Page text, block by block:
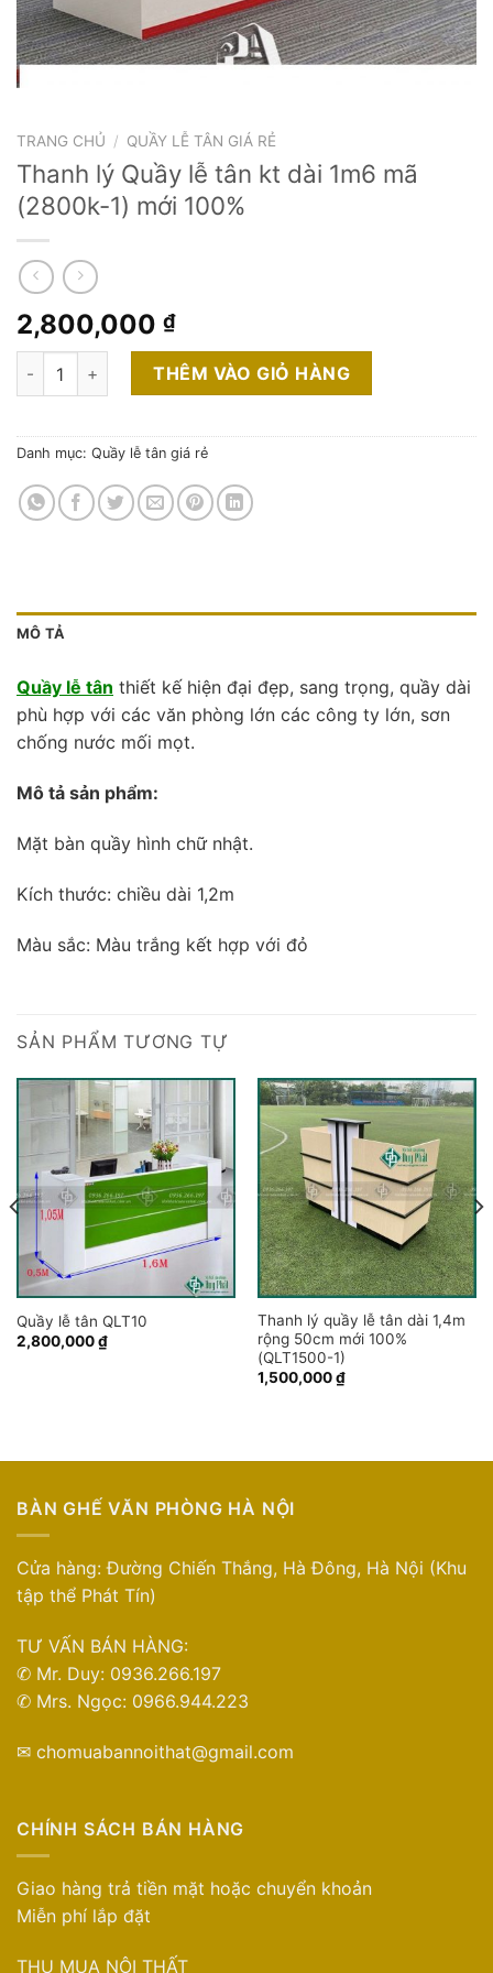
TRANG CHỦ / QUẦY LỄ TÂN GIÁ RẺ
Thanh lý Quầy lễ tân kt dài 1m6 mã
(2800k-1) mới 100%
2,800,000 ₫
Thanh lý Quầy lễ tân kt dài 1m6 mã (2800k-1) mới 100% số
THÊM VÀO GIỎ HÀNG
Danh mục: Quầy lễ tân giá rẻ
MÔ TẢ
Quầy lễ tân thiết kế hiện đại đẹp, sang trọng, quầy dài
phù hợp với các văn phòng lớn các công ty lớn, sơn
chống nước mối mọt.
Mô tả sản phẩm:
Mặt bàn quầy hình chữ nhật.
Kích thước: chiều dài 1,2m
Màu sắc: Màu trắng kết hợp với đỏ
SẢN PHẨM TƯƠNG TỰ
Quầy lễ tân QLT10
2,800,000₫
Thanh lý quầy lễ tân dài 1,4m
rộng 50cm mới 100%
(QLT1500-1)
1,500,000₫
BÀN GHẾ VĂN PHÒNG HÀ NỘI
Cửa hàng: Đường Chiến Thắng, Hà Đông, Hà Nội (Khu
tập thể Phát Tín)
TƯ VẤN BÁN HÀNG:
✆ Mr. Duy: 0936.266.197
✆ Mrs. Ngọc: 0966.944.223
✉ chomuabannoithat@gmail.com
CHÍNH SÁCH BÁN HÀNG
Giao hàng trả tiền mặt hoặc chuyển khoản
Miễn phí lắp đặt
THU MUA NỘI THẤT